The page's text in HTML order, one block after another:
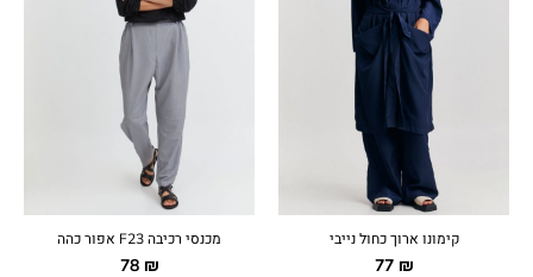
קימונו ארוך כחול נייבי
77 ₪
מכנסי רכיבה F23 אפור כהה
78 ₪